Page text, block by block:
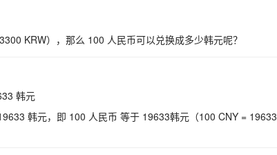
KRW），那么 100 人民币可以兑换成多少韩元呢？
韩元
韩元，即 100 人民币 等于 19633韩元（100 CNY = 19633